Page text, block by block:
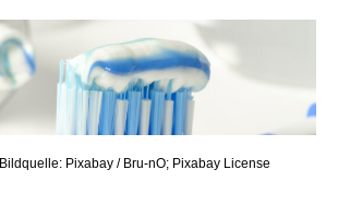
Pixabay / Bru-nO; Pixabay License